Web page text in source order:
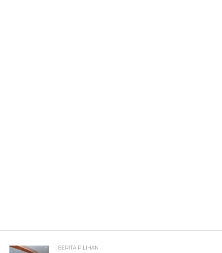
BERITA PILIHAN